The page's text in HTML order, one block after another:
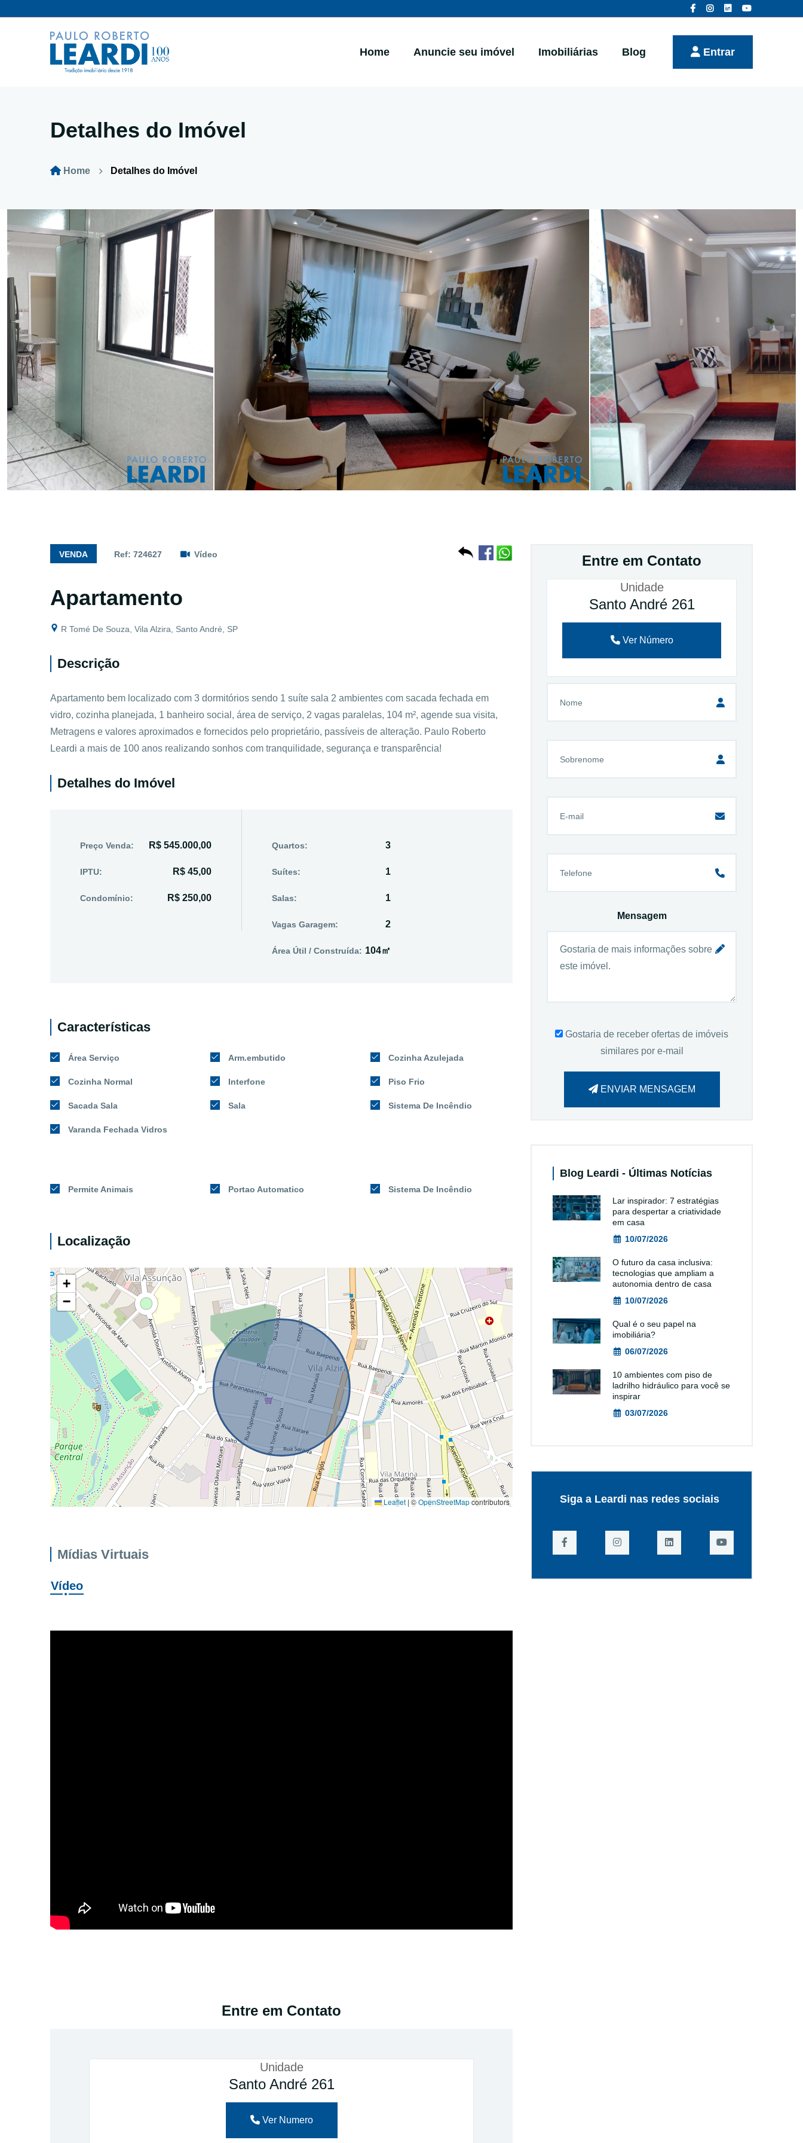
Home Anuncie seu imóvel Imobiliárias Blog Entrar
Detalhes do Imóvel
Home Detalhes do Imóvel
VENDA Ref: 724627 Vídeo
Apartamento
R Tomé De Souza, Vila Alzira, Santo André, SP
Descrição
Apartamento bem localizado com 3 dormitórios sendo 1 suíte sala 2 ambientes com sacada fechada em
vidro, cozinha planejada, 1 banheiro social, área de serviço, 2 vagas paralelas, 104 m², agende sua visita,
Metragens e valores aproximados e fornecidos pelo proprietário, passíveis de alteração. Paulo Roberto
Leardi a mais de 100 anos realizando sonhos com tranquilidade, segurança e transparência!
Detalhes do Imóvel
Preço Venda: R$ 545.000,00
IPTU: R$ 45,00
Condomínio: R$ 250,00
Quartos: 3
Suítes: 1
Salas: 1
Vagas Garagem: 2
Área Útil / Construída: 104㎡
Características
Área Serviço Arm.embutido Cozinha Azulejada
Cozinha Normal Interfone Piso Frio
Sacada Sala Sala Sistema De Incêndio
Varanda Fechada Vidros
Permite Animais Portao Automatico Sistema De Incêndio
Localização
+
−
Leaflet | ©OpenStreetMapcontributors
Mídias Virtuais
Vídeo
Entre em Contato
Unidade
Santo André 261
Ver Numero
Entre em Contato
Unidade
Santo André 261
Ver Número
Mensagem
Gostaria de receber ofertas de imóveis
similares por e-mail
ENVIAR MENSAGEM
Blog Leardi - Últimas Notícias
Lar inspirador: 7 estratégias
para despertar a criatividade
em casa
10/07/2026
O futuro da casa inclusiva:
tecnologias que ampliam a
autonomia dentro de casa
10/07/2026
Qual é o seu papel na
imobiliária?
06/07/2026
10 ambientes com piso de
ladrilho hidráulico para você se
inspirar
03/07/2026
Siga a Leardi nas redes sociais